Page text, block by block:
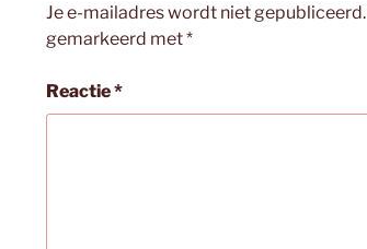
Je e-mailadres wordt niet gepubliceerd.
gemarkeerd met*
Reactie*